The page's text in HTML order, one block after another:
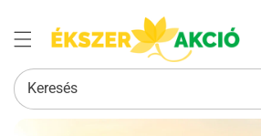
Keresés